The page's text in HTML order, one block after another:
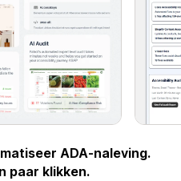
ADA-naleving.
paar klikken.